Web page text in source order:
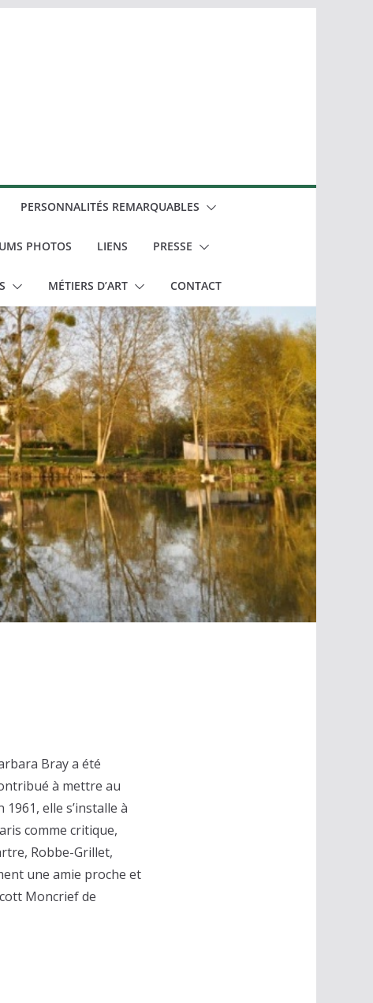
PERSONNALITÉS REMARQUABLES
PHOTOS LIENS PRESSE
MÉTIERS D’ART CONTACT
Bray a été
à mettre au
elle s’installe à
comme critique,
Robbe-Grillet,
une amie proche et
Moncrief de